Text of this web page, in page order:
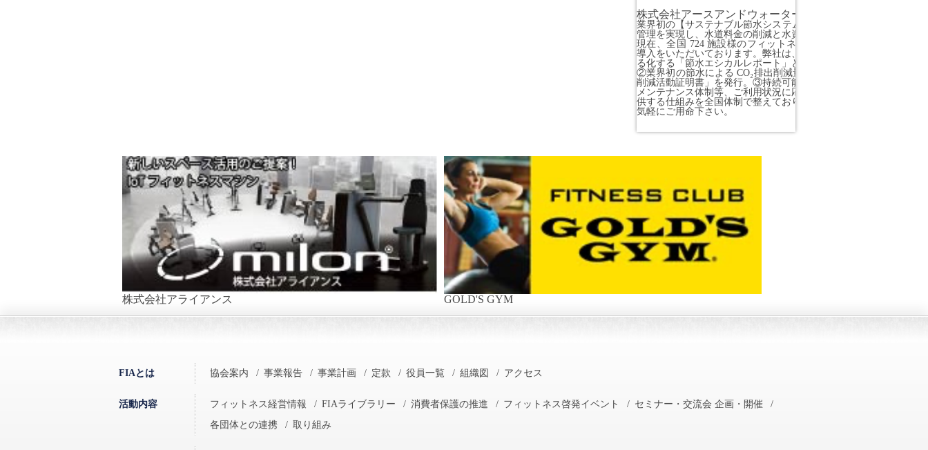
株式会社アースアンドウォーター
業界初の【サステナブル節水システム ASUWO】により、持続可
管理を実現し、水道料金の削減と水資源の有効利用に貢献してお
現在、全国 724 施設様のフィットネスクラブ・スポーツクラブ
導入をいただいております。弊社は、①水道光熱費の削減を数値
る化する「節水エシカルレポート」と「節水カルテ」をお客様へ
②業界初の節水による CO₂排出削減量を第三者機関が証明する「
削減活動証明書」を発行。③持続可能な節水の取組みを実現する
メンテナンス体制等、ご利用状況に応じ快適な節水環境と節水効
供する仕組みを全国体制で整えております。まずは【節水無料診
気軽にご用命下さい。
株式会社アライアンス GOLD'S GYM
FIAとは 協会案内 / 事業報告 / 事業計画 / 定款 / 役員一覧 / 組織図 / アクセス
活動内容 フィットネス経営情報 / FIAライブラリー / 消費者保護の推進 / フィットネス啓発イベント / セミナー・交流会 企画・開催
/
各団体との連携
/ 取り組み